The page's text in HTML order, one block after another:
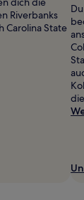
Riverbanks
Carolina State